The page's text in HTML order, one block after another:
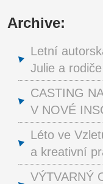
Archive:
Letní
Julie a rodiče
CASTING
V NOVÉ
Léto ve
a kreativní
VÝTVARNÝ